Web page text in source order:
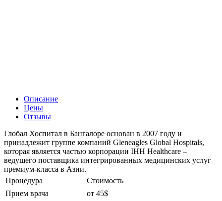
Описание
Цены
Отзывы
Глобал Хоспитал в Бангалоре основан в 2007 году и
принадлежит группе компаний Gleneagles Global Hospitals,
которая является частью корпорации IHH Healthcare –
ведущего поставщика интегрированных медицинских услуг
премиум-класса в Азии.
Процедура
Стоимость
Прием врача
от 45$